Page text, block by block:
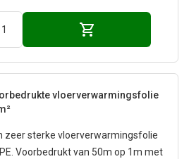
vloerverwarmingsfolie
zeer sterke vloerverwarmingsfolie
Voorbedrukt van 50m op 1m met